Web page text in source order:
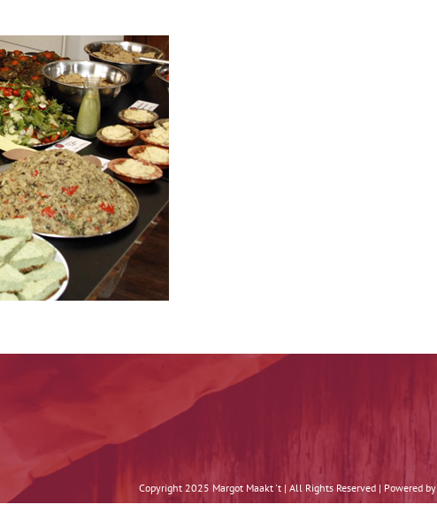
Copyright 2025 Margot Maakt 't | All Rights Reserved | Powered by